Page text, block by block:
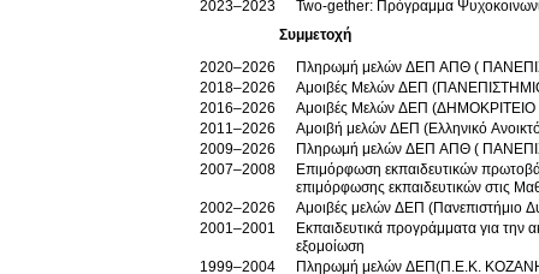
2023–2023
Two-gether: Πρόγραμμα
Συμμετοχή
2020–2026
Πληρωμή μελών ΔΕΠ ΑΠΘ (
2018–2026
Αμοιβές Μελών ΔΕΠ
2016–2026
Αμοιβές Μελών ΔΕΠ
2011–2026
Αμοιβή μελών ΔΕΠ (Ελληνικό
2009–2026
Πληρωμή μελών ΔΕΠ ΑΠΘ (
2007–2008
Επιμόρφωση εκπαιδευτικών
επιμόρφωσης εκπαιδευτικών στις
2002–2026
Αμοιβές μελών ΔΕΠ (Πανεπιστήμιο
2001–2001
Εκπαιδευτικά προγράμματα για την
εξομοίωση
1999–2004
Πληρωμή μελών ΔΕΠ(Π.Ε.Κ.